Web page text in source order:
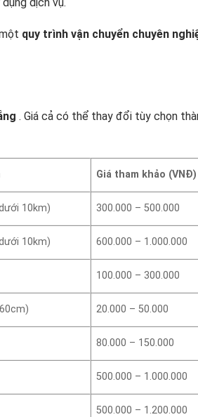
quy trình vận chuyển chuyên
. Giá cả có thể thay đổi tùy chọn
Giá tham khảo (VNĐ)
10km) 300.000 – 500.000
10km) 600.000 – 1.000.000
100.000 – 300.000
20.000 – 50.000
80.000 – 150.000
500.000 – 1.000.000
500.000 – 1.200.000